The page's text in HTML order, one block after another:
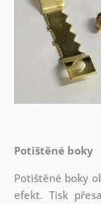
Potištěné boky
Potištěné boky
efekt. Tisk